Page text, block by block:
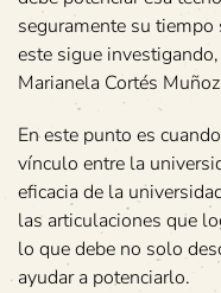
seguramente su tiempo
este sigue
Marianela Cortés
En este punto es
vínculo entre la
eficacia de la
las articulaciones que
lo que debe no solo
ayudar a potenciarlo.